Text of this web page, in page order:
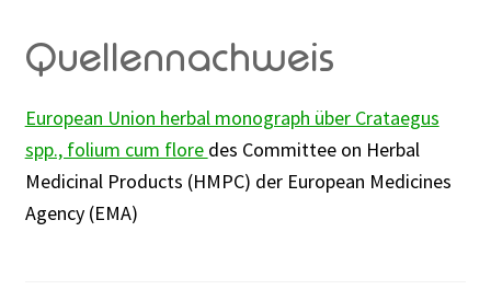
Quellennachweis
European Union herbal monograph über Crataegus
spp., folium cum flore des Committee on Herbal
Medicinal Products (HMPC) der European Medicines
Agency (EMA)